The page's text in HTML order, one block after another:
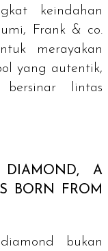
keindahan
Frank & co.
merayakan
yang autentik,
lintas
A
BORN FROM
bukan